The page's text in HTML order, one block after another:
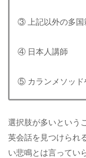
③ 上記以外の多国
④ 日本人講師
⑤ カランメソッド
選択肢が多いという
英会話を見つけられ
い悲鳴とは言ってい